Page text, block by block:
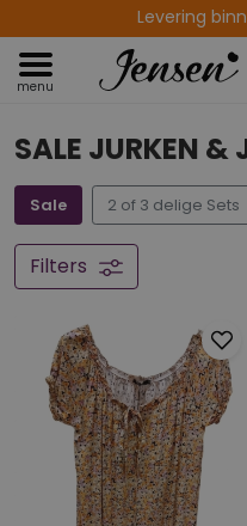
Gratis
menu
SALE JURKEN &
Sale 2 of 3 delige Sets
Filters